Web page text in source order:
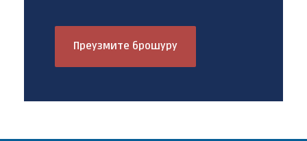
Преузмите брошуру